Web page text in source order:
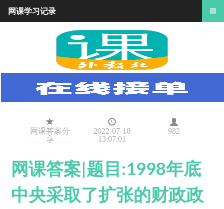
网课答案分
享
2022-07-18
13:07:01
982
网课答案|题目:1998年底
中央采取了扩张的财政政
网课学习记录